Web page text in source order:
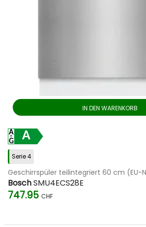
IN DEN WARENKORB
A
Serie 4
Geschirrspüler teilintegriert 60 cm (EU-
BoschSMU4ECS28E
747.95 CHF